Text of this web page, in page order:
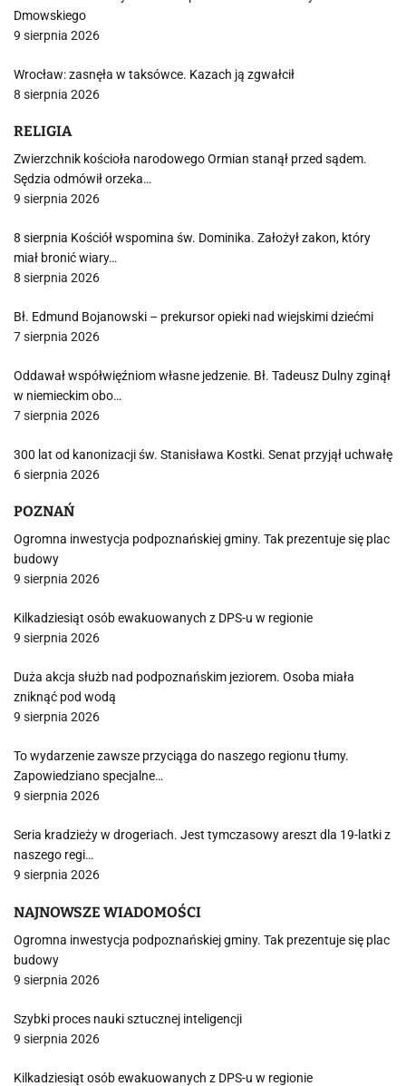
Dmowskiego
9 sierpnia 2026
Wrocław: zasnęła w taksówce. Kazach ją zgwałcił
8 sierpnia 2026
RELIGIA
Zwierzchnik kościoła narodowego Ormian stanął przed sądem.
Sędzia odmówił orzeka…
9 sierpnia 2026
8 sierpnia Kościół wspomina św. Dominika. Założył zakon, który
miał bronić wiary…
8 sierpnia 2026
Bł. Edmund Bojanowski – prekursor opieki nad wiejskimi dziećmi
7 sierpnia 2026
Oddawał współwięźniom własne jedzenie. Bł. Tadeusz Dulny zginął
w niemieckim obo…
7 sierpnia 2026
300 lat od kanonizacji św. Stanisława Kostki. Senat przyjął uchwałę
6 sierpnia 2026
POZNAŃ
Ogromna inwestycja podpoznańskiej gminy. Tak prezentuje się plac
budowy
9 sierpnia 2026
Kilkadziesiąt osób ewakuowanych z DPS-u w regionie
9 sierpnia 2026
Duża akcja służb nad podpoznańskim jeziorem. Osoba miała
zniknąć pod wodą
9 sierpnia 2026
To wydarzenie zawsze przyciąga do naszego regionu tłumy.
Zapowiedziano specjalne…
9 sierpnia 2026
Seria kradzieży w drogeriach. Jest tymczasowy areszt dla 19-latki z
naszego regi…
9 sierpnia 2026
NAJNOWSZE WIADOMOŚCI
Ogromna inwestycja podpoznańskiej gminy. Tak prezentuje się plac
budowy
9 sierpnia 2026
Szybki proces nauki sztucznej inteligencji
9 sierpnia 2026
Kilkadziesiąt osób ewakuowanych z DPS-u w regionie